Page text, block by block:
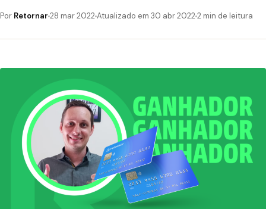
Por Retornar 28 mar 2022Atualizado em 30 abr 20222 min de leitura